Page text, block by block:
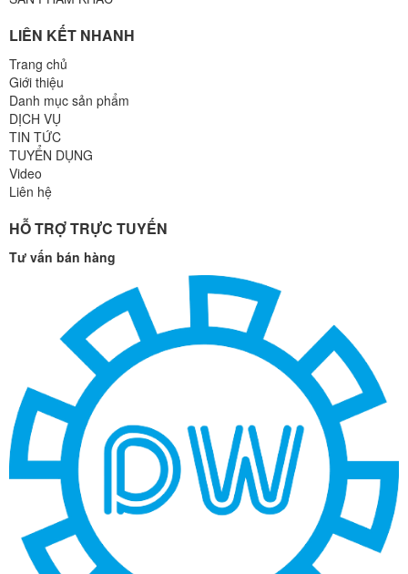
LIÊN KẾT NHANH
Trang chủ
Giới thiệu
Danh mục sản phẩm
DỊCH VỤ
TIN TỨC
TUYỂN DỤNG
Video
Liên hệ
HỖ TRỢ TRỰC TUYẾN
Tư vấn bán hàng